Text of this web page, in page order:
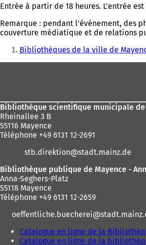
Entrée à partir de 18 heures. L'entrée
Remarque : pendant l'événement, des
couverture médiatique et de relations
Vous
êtes
Bibliothèques de la ville de
Bibliothèque scientifique municipale de
Rheinallee 3 B
55116 Mayence
Téléphone +49 6131 12-2691
stb.direktion
stadt.mainz de
Bibliothèque publique de Mayence -
Anna-Seghers-Platz
55118 Mayence
Téléphone +49 6131 12-2659
oeffentliche.buecherei
stadt.mainz
Catalogue en ligne de la
Catalogue en ligne de la